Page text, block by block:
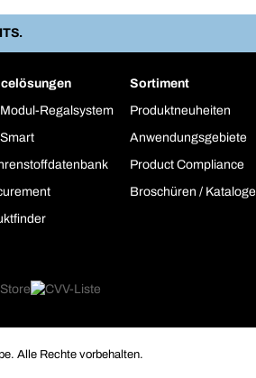
Regalsystem
Sortiment
Produktneuheiten
Anwendungsgebiete
Product Compliance
Broschüren / Kataloge
Alle Rechte vorbehalten.